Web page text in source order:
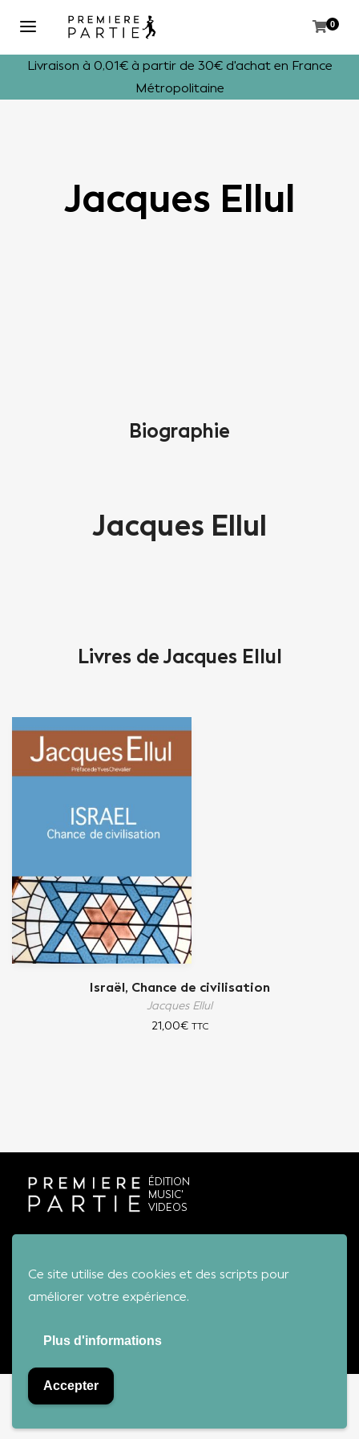
Ce site utilise des cookies et des scripts pour
améliorer votre expérience.
Plus d'informations
Accepter
0
Livraison à 0,01€ à partir de 30€ d'achat en France
Métropolitaine
Jacques Ellul
Biographie
Jacques Ellul
Livres de Jacques Ellul
Israël, Chance de civilisation
Jacques Ellul
21,00€ TTC
ÉDITION
MUSIC'
VIDEOS
Conditions générales de vente
Bienvenue sur notre boutique !